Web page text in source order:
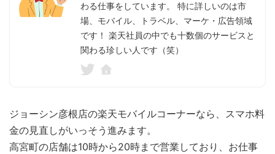
わる仕事をしています。 特に詳しいのは市
場、モバイル、トラベル、マーケ・広告領域
です！ 楽天社員の中でも十数個のサービスと
関わる珍しい人です（笑）
ジョーシン彦根店の楽天モバイルコーナーなら、スマホ料
金の見直しがいっそう進みます。
高宮町の店舗は10時から20時まで営業しており、お仕事